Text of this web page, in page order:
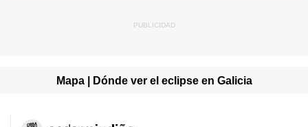
Mapa | Dónde ver el eclipse en Galicia